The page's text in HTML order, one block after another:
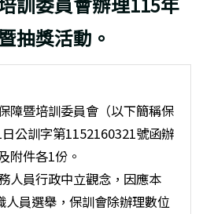
抽獎活動。
障暨培訓委員會（以下簡稱保
公訓字第1152160321號函辦
附件各1份。
人員行政中立觀念，因應本
人員選舉，保訓會除辦理數位